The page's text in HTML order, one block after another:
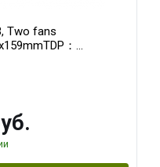
Two fans
：
：